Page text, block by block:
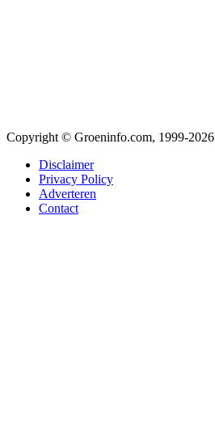
Copyright © Groeninfo.com, 1999-2026
Disclaimer
Privacy Policy
Adverteren
Contact